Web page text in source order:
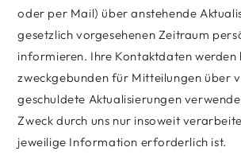
oder per Mail) über anstehende
gesetzlich vorgesehenen Zeitraum
informieren. Ihre Kontaktdaten werden
zweckgebunden für Mitteilungen über
geschuldete Aktualisierungen
Zweck durch uns nur insoweit
jeweilige Information erforderlich ist.